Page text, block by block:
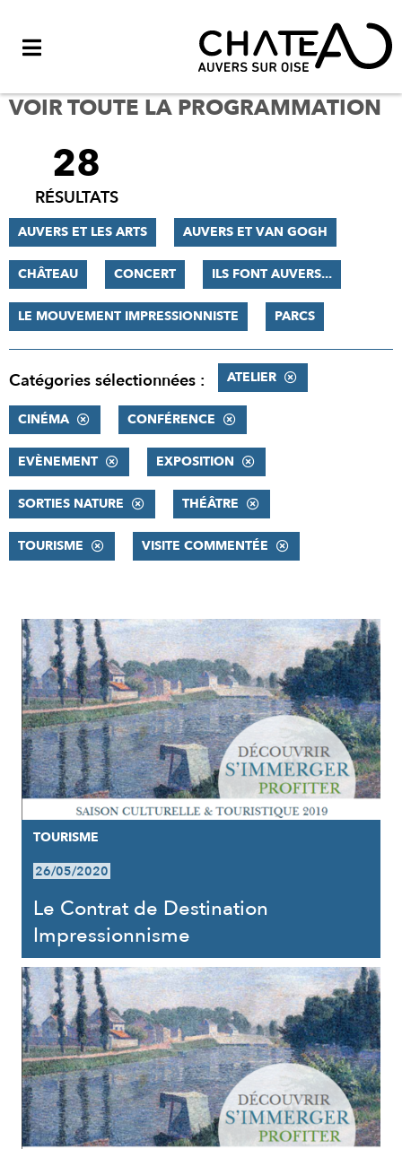
VOIR TOUTE LA PROGRAMMATION
FILTRER
RÉSULTATS
28
RÉSULTATS
AUVERS ET LES ARTS AUVERS ET VAN GOGH
CHÂTEAU CONCERT ILS FONT AUVERS...
LE MOUVEMENT IMPRESSIONNISTE PARCS
Catégories sélectionnées : ATELIER
CINÉMA CONFÉRENCE
EVÈNEMENT EXPOSITION
SORTIES NATURE THÉÂTRE
TOURISME VISITE COMMENTÉE
RÉSULTATS
TOURISME
26/05/2020
Le Contrat de Destination
Impressionnisme